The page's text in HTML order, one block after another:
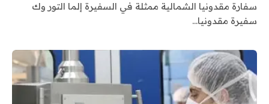
سفارة مقدونيا الشمالية ممثلة في السفيرة إلما التور وك
سفيرة مقدونيا…